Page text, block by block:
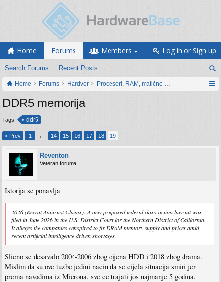
Home Forums
Search Forums Recent Posts
Members Log in or Sign up
Home Forums Hardver Procesori, RAM, matične ploče i grafičke
DDR5 memorija
Tags: ddr5
< Prev 1 ← 14 15 16 17 18 19
Reventon
Veteran foruma
Istorija se ponavlja
2026 (Recent Antitrust Claims): A new proposed federal class-action lawsuit was
filed in June 2026 in the U.S. District Court for the Northern District of California.
It alleges the companies conspired to fix DRAM memory supply and prices amid
recent artificial intelligence-driven shortages.
Slicno se desavalo 2004-2006 zbog cijena HDD i 2018 zbog drama.
Mislim da su ove tuzbe jedini nacin da se cijela situacija smiri jer
prema navodima iz Microna, sve ce trajati jos najmanje 5 godina.